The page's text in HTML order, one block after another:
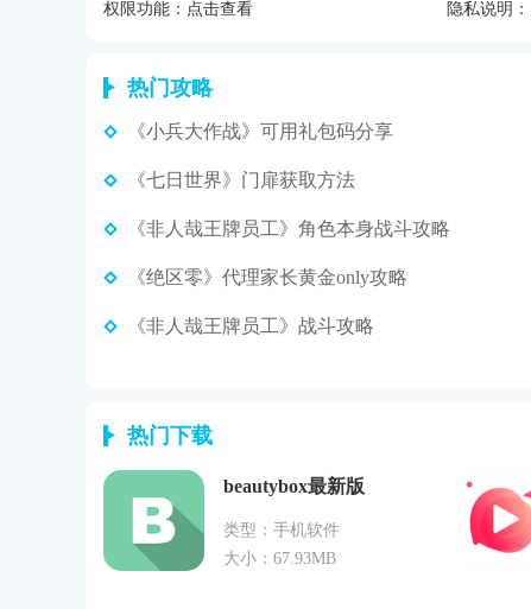
权限功能： 点击查看 隐私说明：
热门攻略
《小兵大作战》可用礼包码分享
《七日世界》门扉获取方法
《非人哉王牌员工》角色本身战斗攻略
《绝区零》代理家长黄金only攻略
《非人哉王牌员工》战斗攻略
热门下载
beautybox最新版
类型：手机软件
大小：67.93MB